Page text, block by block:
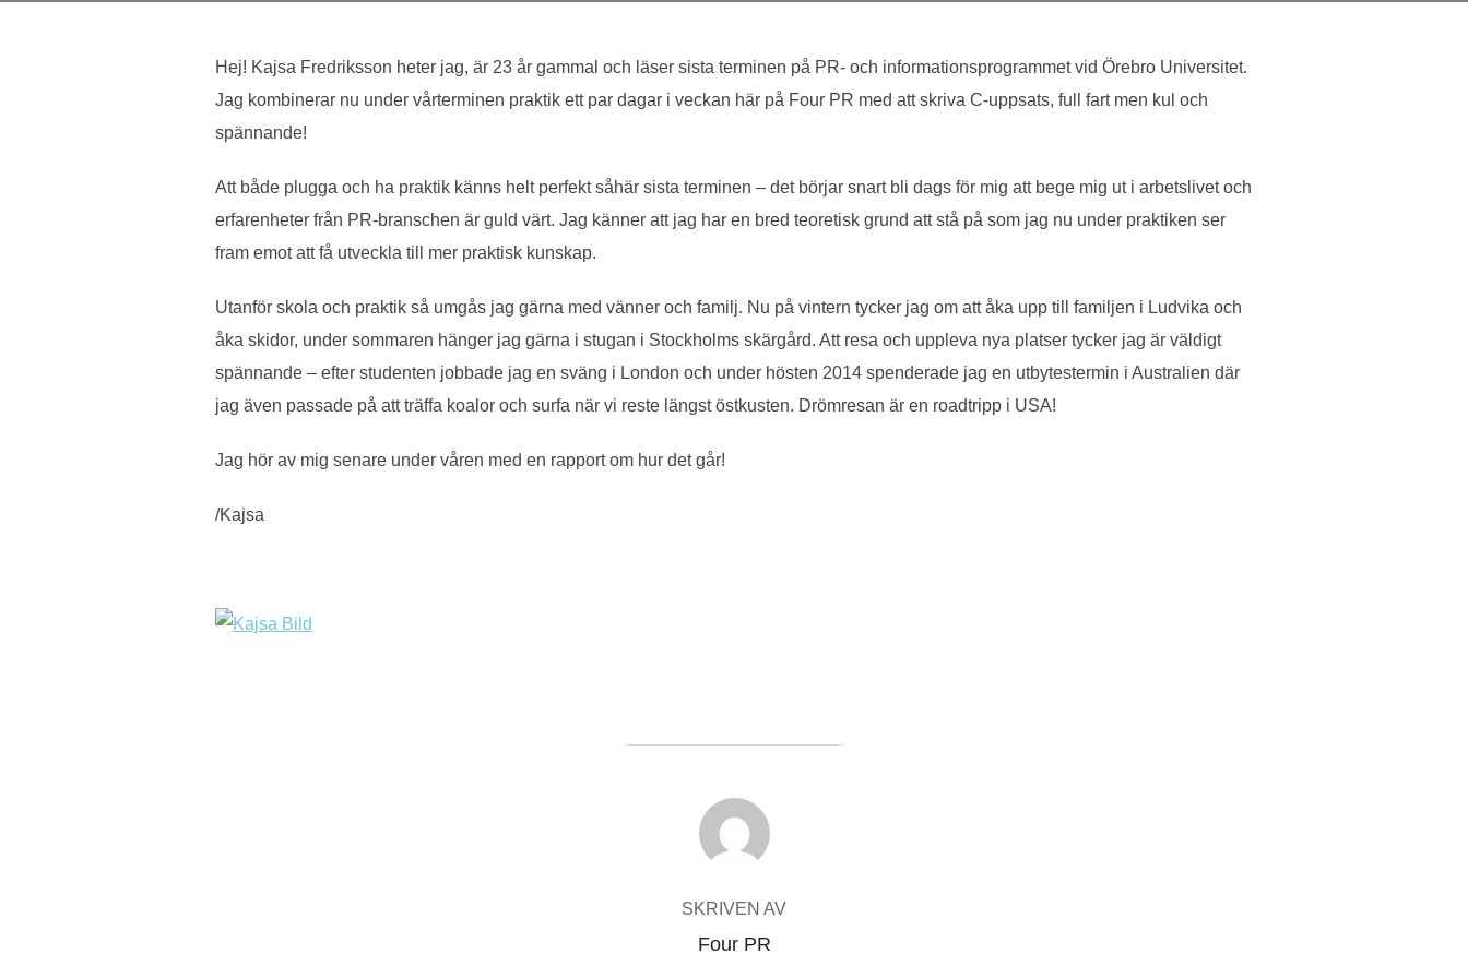
Hej! Kajsa Fredriksson heter jag, är 23 år gammal och läser sista terminen på PR- och informationsprogrammet vid Örebro Universitet.
Jag kombinerar nu under vårterminen praktik ett par dagar i veckan här på Four PR med att skriva C-uppsats, full fart men kul och
spännande!
Att både plugga och ha praktik känns helt perfekt såhär sista terminen – det börjar snart bli dags för mig att bege mig ut i arbetslivet och
erfarenheter från PR-branschen är guld värt. Jag känner att jag har en bred teoretisk grund att stå på som jag nu under praktiken ser
fram emot att få utveckla till mer praktisk kunskap.
Utanför skola och praktik så umgås jag gärna med vänner och familj. Nu på vintern tycker jag om att åka upp till familjen i Ludvika och
åka skidor, under sommaren hänger jag gärna i stugan i Stockholms skärgård. Att resa och uppleva nya platser tycker jag är väldigt
spännande – efter studenten jobbade jag en sväng i London och under hösten 2014 spenderade jag en utbytestermin i Australien där
jag även passade på att träffa koalor och surfa när vi reste längst östkusten. Drömresan är en roadtripp i USA!
Jag hör av mig senare under våren med en rapport om hur det går!
/Kajsa
INLÄGGSFÖRFATTARE
SKRIVEN AV
Four PR